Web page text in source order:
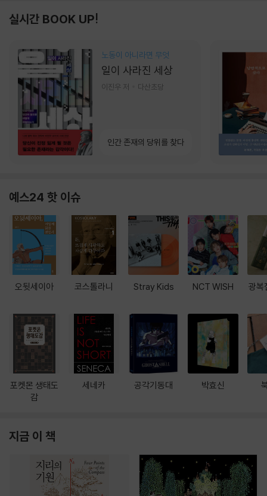
실시간 BOOK UP!
노동이 아니라면 무엇
일이 사라진 세상
이진우 저 다산초당
인간 존재의 당위를 찾다
예스24 핫 이슈
오뒷세이아
포켓몬 생태도
감
코스톨라니
세네카
Stray Kids
공각기동대
NCT WISH
박효신
광복
지금 이 책